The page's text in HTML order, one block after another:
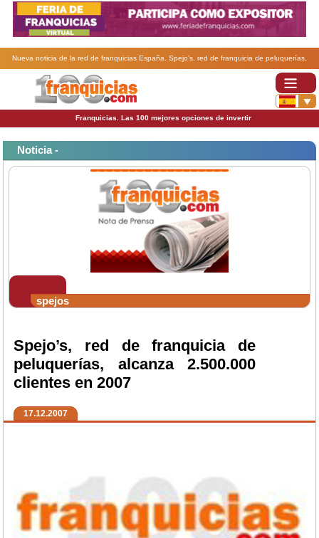
Nueva noticia de la red de franquicias España. Spejo’s, red de franquicia de peluquerías,
alcanza 2.500.000 clientes en 2007.
Franquicias. Las 100 mejores opciones de invertir
Noticia -
spejos
Spejo’s, red de franquicia de
peluquerías, alcanza 2.500.000
clientes en 2007
17.12.2007